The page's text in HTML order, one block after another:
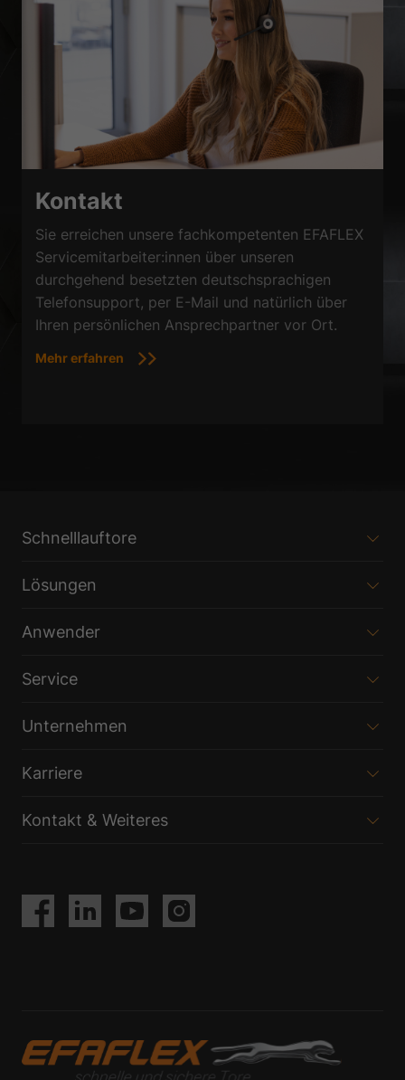
Kontakt
Sie erreichen unsere fachkompetenten EFAFLEX
Servicemitarbeiter:innen über unseren
durchgehend besetzten deutschsprachigen
Telefonsupport, per E-Mail und natürlich über
Ihren persönlichen Ansprechpartner vor Ort.
Mehr erfahren
Schnelllauftore
Lösungen
Anwender
Service
Unternehmen
Karriere
Kontakt & Weiteres